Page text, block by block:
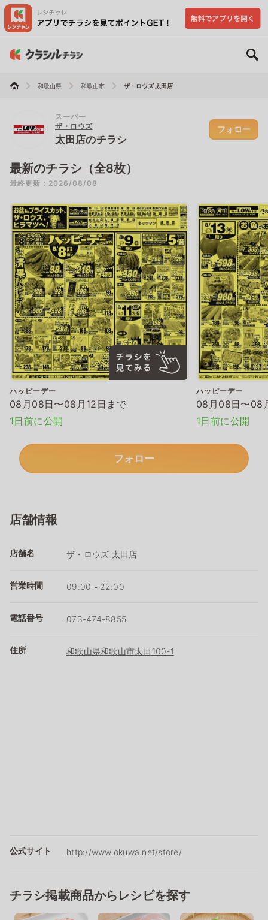
和歌山県 和歌山市 ザ・ロウズ 太田店
スーパー
ザ・ロウズ
太田店のチラシ
フォロー
最新のチラシ（全8枚）
最終更新：2026/08/08
ハッピーデー
08月08日〜08月12日まで
1日前に公開
ハッピーデー
08月08日〜08
1日前に公開
フォロー
店舗情報
店舗名 ザ・ロウズ 太田店
営業時間 09:00～22:00
電話番号 073-474-8855
住所 和歌山県和歌山市太田100-1
公式サイト http://www.okuwa.net/store/
チラシ掲載商品からレシピを探す